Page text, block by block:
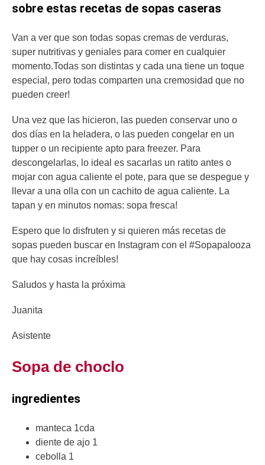
sobre estas recetas de sopas caseras
Van a ver que son todas sopas cremas de verduras,
super nutritivas y geniales para comer en cualquier
momento.Todas son distintas y cada una tiene un toque
especial, pero todas comparten una cremosidad que no
pueden creer!
Una vez que las hicieron, las pueden conservar uno o
dos días en la heladera, o las pueden congelar en un
tupper o un recipiente apto para freezer. Para
descongelarlas, lo ideal es sacarlas un ratito antes o
mojar con agua caliente el pote, para que se despegue y
llevar a una olla con un cachito de agua caliente. La
tapan y en minutos nomas: sopa fresca!
Espero que lo disfruten y si quieren más recetas de
sopas pueden buscar en Instagram con el #Sopapalooza
que hay cosas increíbles!
Saludos y hasta la próxima
Juanita
Asistente
Sopa de choclo
ingredientes
manteca 1cda
diente de ajo 1
cebolla 1